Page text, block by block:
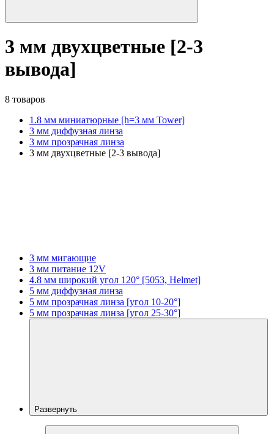
3 мм двухцветные [2-3
вывода]
8 товаров
1.8 мм миниатюрные [h=3 мм Tower]
3 мм диффузная линза
3 мм прозрачная линза
3 мм двухцветные [2-3 вывода]
3 мм мигающие
3 мм питание 12V
4.8 мм широкий угол 120° [5053, Helmet]
5 мм диффузная линза
5 мм прозрачная линза [угол 10-20°]
5 мм прозрачная линза [угол 25-30°]
Развернуть